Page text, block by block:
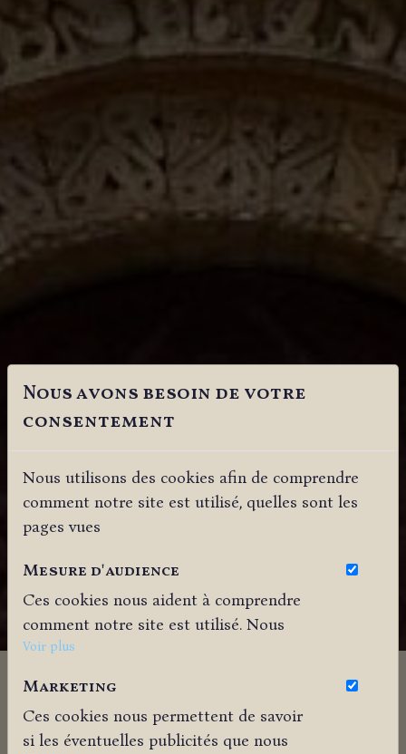
Nous avons besoin de votre
consentement
Nous utilisons des cookies afin de comprendre
comment notre site est utilisé, quelles sont les
pages vues
Mesure d'audience
Ces cookies nous aident à comprendre
comment notre site est utilisé. Nous
savons quelles pages sont les plus vues,
essentiels pour nous afin de vous offrir
la meilleure expérience possible.
Voir plus
Marketing
Ces cookies nous permettent de savoir
si les éventuelles publicités que nous